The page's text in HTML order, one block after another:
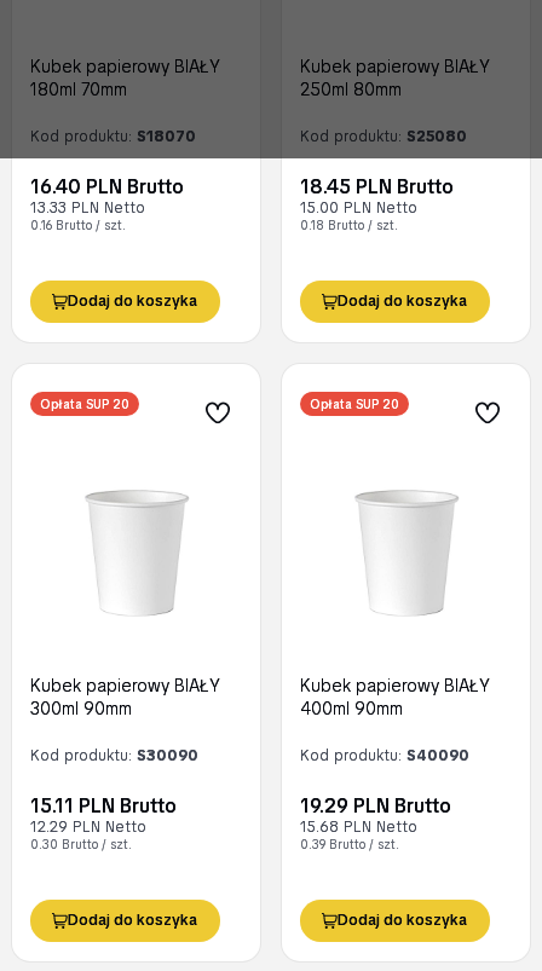
Kubek papierowy BIAŁY
180ml 70mm
Kod produktu: S18070
16.40 PLN Brutto
13.33 PLN Netto
0.16 Brutto / szt.
Dodaj do koszyka
Kubek papierowy BIAŁY
250ml 80mm
Kod produktu: S25080
18.45 PLN Brutto
15.00 PLN Netto
0.18 Brutto / szt.
Dodaj do koszyka
Opłata SUP 20
Kubek papierowy BIAŁY
300ml 90mm
Kod produktu: S30090
15.11 PLN Brutto
12.29 PLN Netto
0.30 Brutto / szt.
Dodaj do koszyka
Opłata SUP 20
Kubek papierowy BIAŁY
400ml 90mm
Kod produktu: S40090
19.29 PLN Brutto
15.68 PLN Netto
0.39 Brutto / szt.
Dodaj do koszyka